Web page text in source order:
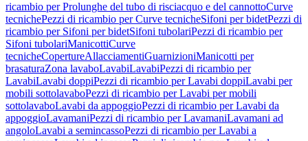
ricambio per Prolunghe del tubo di risciacquo e del cannottoCurve
tecnichePezzi di ricambio per Curve tecnicheSifoni per bidetPezzi di
ricambio per Sifoni per bidetSifoni tubolariPezzi di ricambio per
Sifoni tubolariManicottiCurve
tecnicheCopertureAllacciamentiGuarnizioniManicotti per
brasaturaZona lavaboLavabiLavabiPezzi di ricambio per
LavabiLavabi doppiPezzi di ricambio per Lavabi doppiLavabi per
mobili sottolavaboPezzi di ricambio per Lavabi per mobili
sottolavaboLavabi da appoggioPezzi di ricambio per Lavabi da
appoggioLavamaniPezzi di ricambio per LavamaniLavamani ad
angoloLavabi a semincassoPezzi di ricambio per Lavabi a